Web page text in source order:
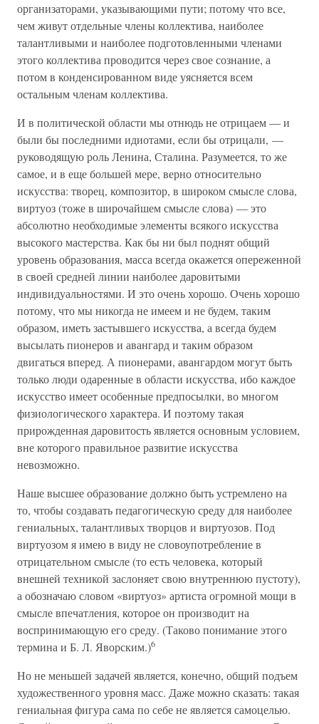
организаторами, указывающими пути; потому что все,
чем живут отдельные члены коллектива, наиболее
талантливыми и наиболее подготовленными членами
этого коллектива проводится через свое сознание, а
потом в конденсированном виде уясняется всем
остальным членам коллектива.
И в политической области мы отнюдь не отрицаем — и
были бы последними идиотами, если бы отрицали, —
руководящую роль Ленина, Сталина. Разумеется, то же
самое, и в еще большей мере, верно относительно
искусства: творец, композитор, в широком смысле слова,
виртуоз (тоже в широчайшем смысле слова) — это
абсолютно необходимые элементы всякого искусства
высокого мастерства. Как бы ни был поднят общий
уровень образования, масса всегда окажется опереженной
в своей средней линии наиболее даровитыми
индивидуальностями. И это очень хорошо. Очень хорошо
потому, что мы никогда не имеем и не будем, таким
образом, иметь застывшего искусства, а всегда будем
высылать пионеров и авангард и таким образом
двигаться вперед. А пионерами, авангардом могут быть
только люди одаренные в области искусства, ибо каждое
искусство имеет особенные предпосылки, во многом
физиологического характера. И поэтому такая
прирожденная даровитость является основным условием,
вне которого правильное развитие искусства
невозможно.
Наше высшее образование должно быть устремлено на
то, чтобы создавать педагогическую среду для наиболее
гениальных, талантливых творцов и виртуозов. Под
виртуозом я имею в виду не словоупотребление в
отрицательном смысле (то есть человека, который
внешней техникой заслоняет свою внутреннюю пустоту),
а обозначаю словом «виртуоз» артиста огромной мощи в
смысле впечатления, которое он производит на
воспринимающую его среду. (Таково понимание этого
термина и Б. Л. Яворским.)6
Но не меньшей задачей является, конечно, общий подъем
художественного уровня масс. Даже можно сказать: такая
гениальная фигура сама по себе не является самоцелью.